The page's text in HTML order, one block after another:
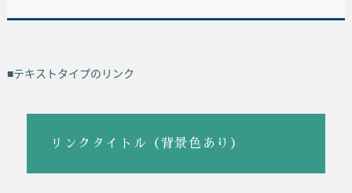
■テキストタイプのリンク
リンクタイトル（背景色あり）